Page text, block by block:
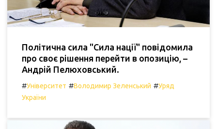
Політична сила "Сила нації" повідомила
про своє рішення перейти в опозицію, –
Андрій Пелюховський.
#Університет #Володимир Зеленський #Уряд
України